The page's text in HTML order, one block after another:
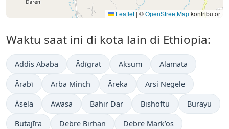
Leaflet | ©OpenStreetMapkontributor
Waktu saat ini di kota lain di Ethiopia:
Addis Ababa Ādīgrat Aksum Alamata
Ārabī Arba Minch Āreka Arsi Negele
Āsela Awasa Bahir Dar Bishoftu Burayu
Butajīra Debre Birhan Debre Mark’os